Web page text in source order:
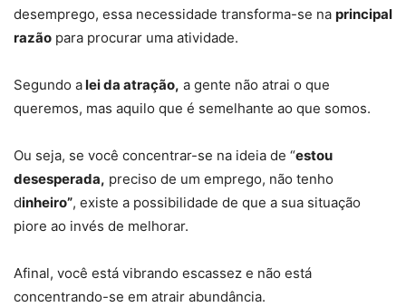
desemprego, essa necessidade transforma-se na principal
razão para procurar uma atividade.
Segundo alei da atração, a gente não atrai o que
queremos, mas aquilo que é semelhante ao que somos.
Ou seja, se você concentrar-se na ideia de “estou
desesperada, preciso de um emprego, não tenho
dinheiro”, existe a possibilidade de que a sua situação
piore ao invés de melhorar.
Afinal, você está vibrando escassez e não está
concentrando-se em atrair abundância.